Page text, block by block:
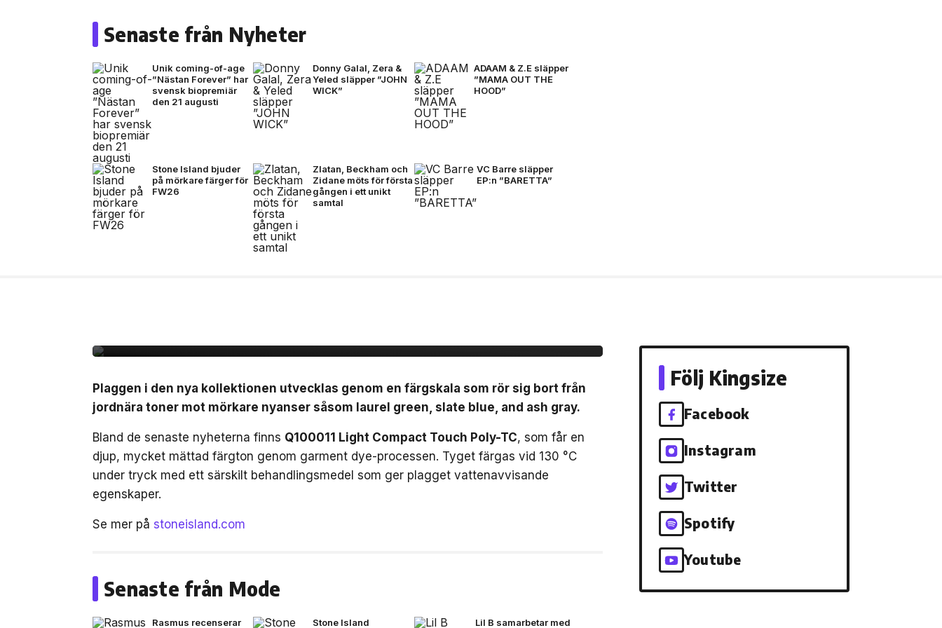
Senaste från Nyheter
Unik coming-of-age
”Nästan Forever” har
svensk biopremiär
den 21 augusti
Donny Galal, Zera &
Yeled släpper ”JOHN
WICK”
ADAAM & Z.E släpper
”MAMA OUT THE
HOOD”
Stone Island bjuder
på mörkare färger för
FW26
Zlatan, Beckham och
Zidane möts för första
gången i ett unikt
samtal
VC Barre släpper
EP:n ”BARETTA”
Plaggen i den nya kollektionen utvecklas genom en färgskala som rör sig bort från
jordnära toner mot mörkare nyanser såsom laurel green, slate blue, and ash gray.
Bland de senaste nyheterna finns Q100011 Light Compact Touch Poly-TC, som får en
djup, mycket mättad färgton genom garment dye-processen. Tyget färgas vid 130 °C
under tryck med ett särskilt behandlingsmedel som ger plagget vattenavvisande
egenskaper.
Se mer på stoneisland.com
Senaste från Mode
Rasmus recenserar
Stone Island
Lil B samarbetar med
Följ Kingsize
Facebook
Instagram
Twitter
Spotify
Youtube